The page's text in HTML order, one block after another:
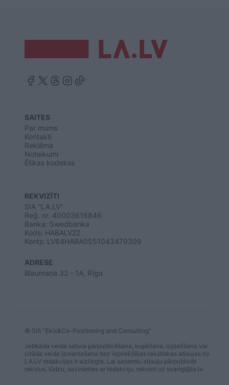
SAITES
Par mums
Kontakti
Reklāma
Noteikumi
Ētikas kodekss
REKVIZĪTI
SIA "LA.LV"
Reģ. nr. 40003616846
Banka: Swedbanka
Kods: HABALV22
Konts: LV64HABA0551043479309
ADRESE
Blaumaņa 32 - 1A, Rīga
© SIA "Ekis&Co-Positioning and Consulting"
Jebkāda veida satura pārpublicēšana, kopēšana, izplatīšana vai
citāda veida izmantošana bez iepriekšējas rakstiskas atļaujas no
LA.LV redakcijas ir aizliegta. Lai saņemtu atļauju pārpublicēt
rakstus, lūdzu, sazinieties ar redakciju, rakstot uz svarigi@la.lv